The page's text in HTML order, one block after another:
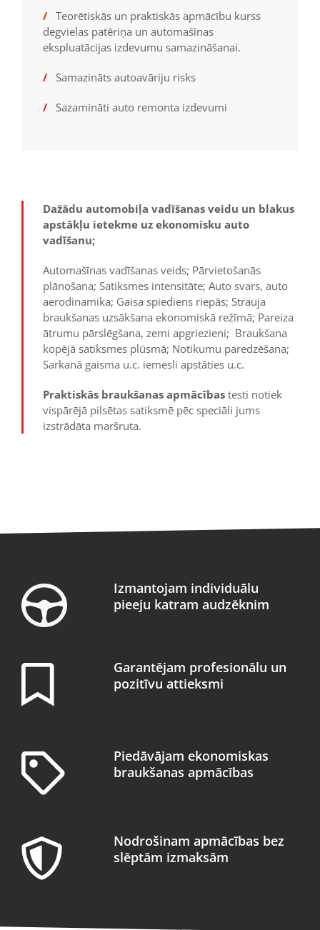
/ Teorētiskās un praktiskās apmācību kurss
degvielas patēriņa un automašīnas
ekspluatācijas izdevumu samazināšanai.
/ Samazināts autoavāriju risks
/ Sazamināti auto remonta izdevumi
Dažādu automobiļa vadīšanas veidu un blakus
apstākļu ietekme uz ekonomisku auto
vadīšanu;
Automašīnas vadīšanas veids; Pārvietošanās
plānošana; Satiksmes intensitāte; Auto svars, auto
aerodinamika; Gaisa spiediens riepās; Strauja
braukšanas uzsākšana ekonomiskā režīmā; Pareiza
ātrumu pārslēgšana, zemi apgriezieni; Braukšana
kopējā satiksmes plūsmā; Notikumu paredzēšana;
Sarkanā gaisma u.c. iemesli apstāties u.c.
Praktiskās braukšanas apmācības testi notiek
vispārējā pilsētas satiksmē pēc speciāli jums
izstrādāta maršruta.
Izmantojam individuālu
pieeju katram audzēknim
Garantējam profesionālu un
pozitīvu attieksmi
Piedāvājam ekonomiskas
braukšanas apmācības
Nodrošinam apmācības bez
slēptām izmaksām